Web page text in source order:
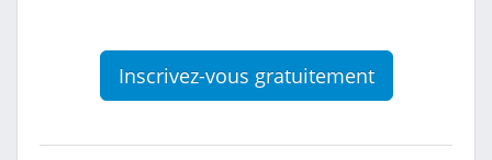
Inscrivez-vous gratuitement